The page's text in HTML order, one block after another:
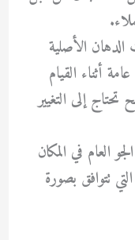
الأصلية
أثناء القيام
تحتاج إلى التغيير
العام في المكان
تتوافق بصورة